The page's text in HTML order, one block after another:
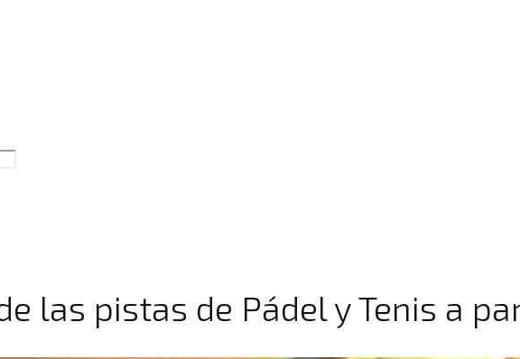
las pistas de Pádel y Tenis a